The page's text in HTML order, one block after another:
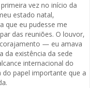
vez no início da
estado natal,
que eu pudesse me
das reuniões. O louvor,
— eu amava
da existência da sede
internacional do
papel importante que a